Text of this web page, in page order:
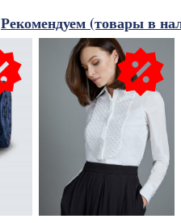
Рекомендуем (товары в